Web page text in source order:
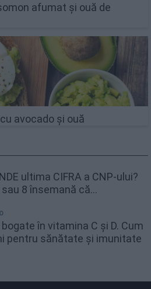
afumat și ouă de
avocado și ouă
ultima CIFRA a CNP-ului?
sau 8 însemană că...
în vitamina C și D. Cum
pentru sănătate și imunitate